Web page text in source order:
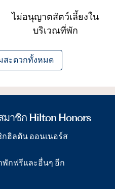
ไม่อนุญาตสัตว์เลี้ยงใน
บริเวณที่พัก
สะดวกทั้งหมด
าชิก Hilton Honors
ฮิลตัน ออนเนอร์ส
พักฟรีและอื่นๆ อีก